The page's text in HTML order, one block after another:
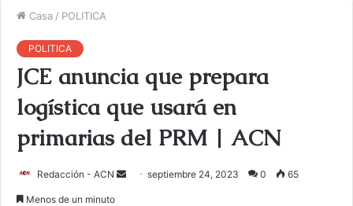
Casa / POLITICA
POLITICA
JCE anuncia que prepara
logística que usará en
primarias del PRM | ACN
Redacción - ACN septiembre 24, 2023 0 65
Menos de un minuto